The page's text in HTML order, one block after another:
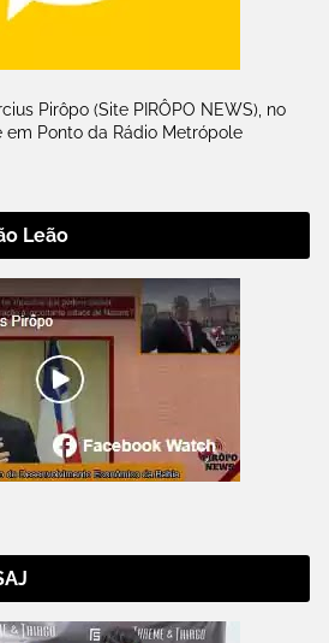
Pirôpo (Site PIRÔPO NEWS), no
em Ponto da Rádio Metrópole
Leão